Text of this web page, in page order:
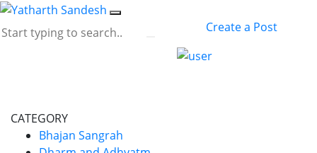
Create a Post
CATEGORY
Bhajan Sangrah